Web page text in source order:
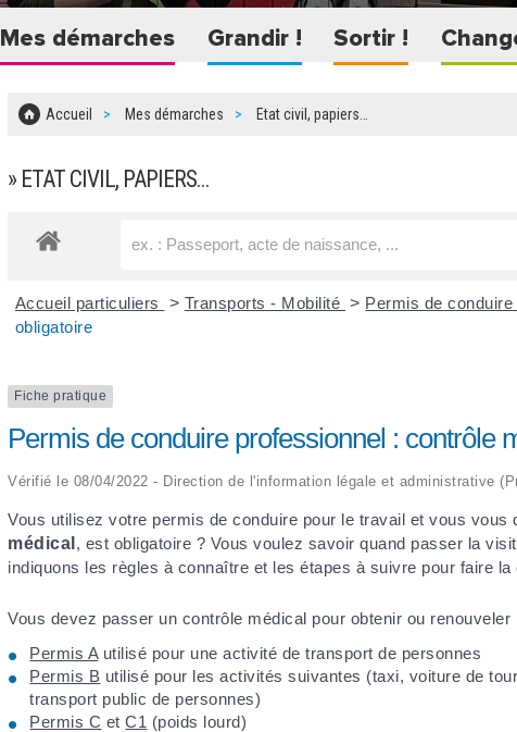
Mes démarches Grandir ! Sortir !
Accueil Mes démarches Etat civil, papiers…
» ETAT CIVIL, PAPIERS…
Accueil particuliers > Transports - Mobilité > Permis de conduire
obligatoire
Fiche pratique
Permis de conduire professionnel : contrôle
Vérifié le 08/04/2022 - Direction de l'information légale et administrative
Vous utilisez votre permis de conduire pour le travail et vous
médical , est obligatoire ? Vous voulez savoir quand passer la
indiquons les règles à connaître et les étapes à suivre pour faire la
Vous devez passer un contrôle médical pour obtenir ou
Permis Autilisé pour une activité de transport de personnes
Permis B utilisé pour les activités suivantes (taxi, voiture de
transport public de personnes)
Permis C etC1 (poids lourd)